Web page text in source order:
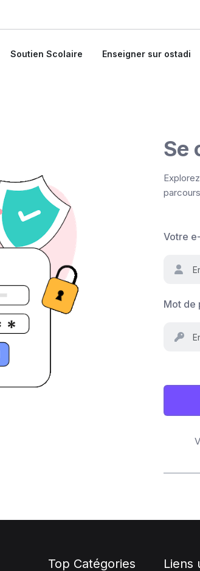
Soutien Scolaire Enseigner sur ostadi
Se
Votre
Mot de
Top Catégories Liens